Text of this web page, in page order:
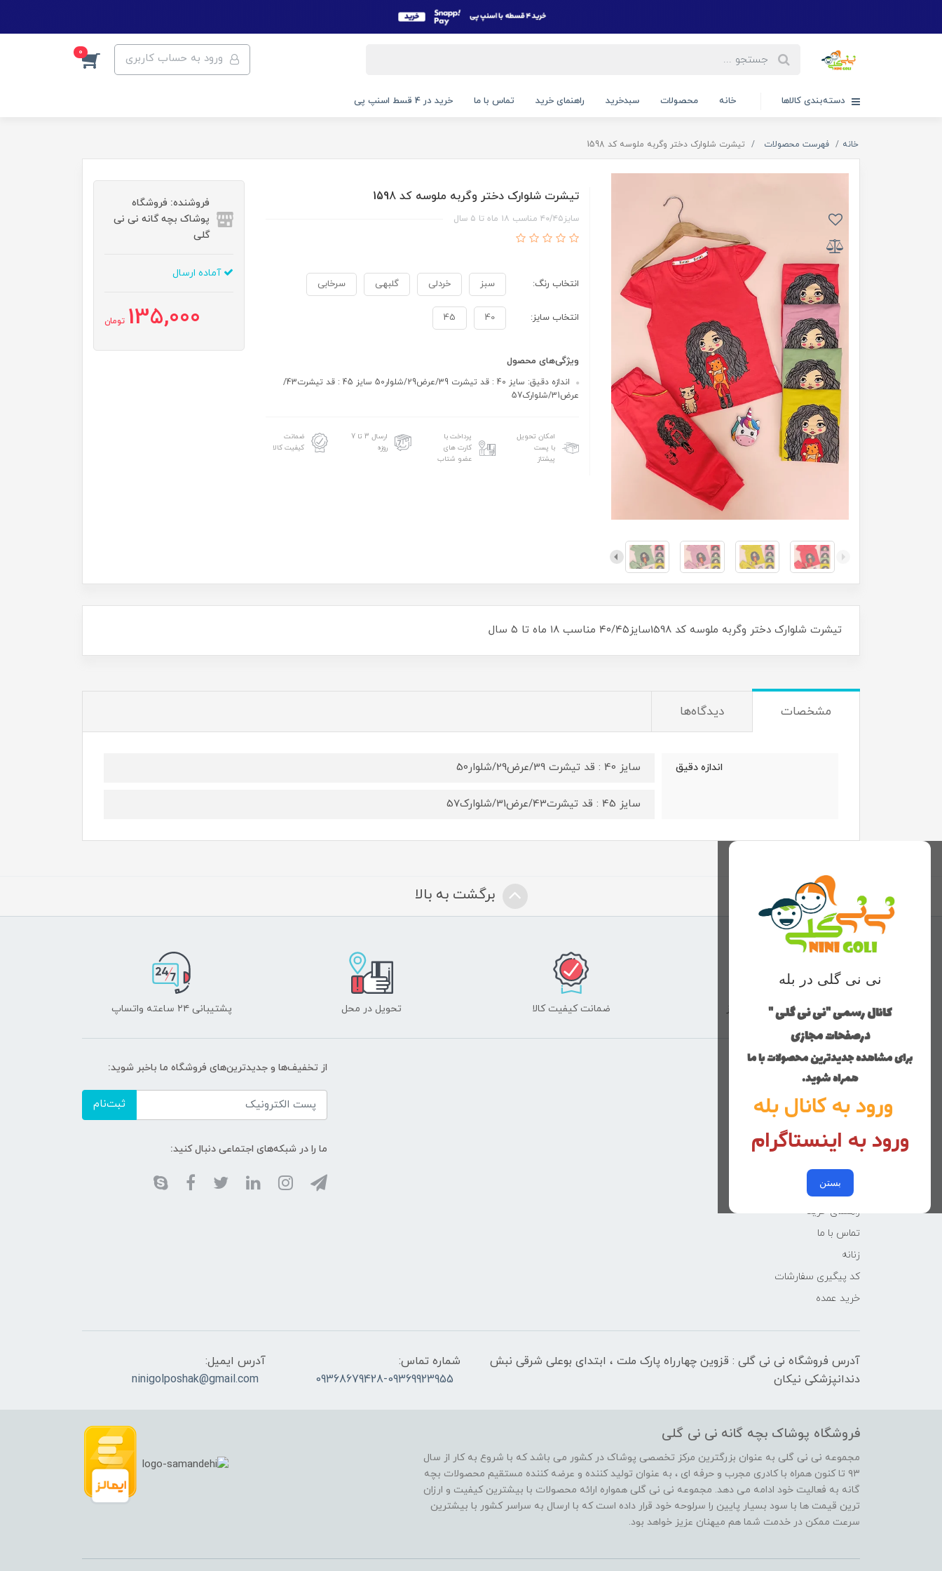
ورود به حساب کاربری 0
دسته‌بندی کالاها خانه محصولات سبدخرید راهنمای خرید تماس با ما خرید در 4 قسط اسنپ پی
خانه فهرست محصولات تیشرت شلوارک دختر وگربه ملوسه کد 1598
تیشرت شلوارک دختر وگربه ملوسه کد 1598
سایز۴۰/۴۵ مناسب ۱۸ ماه تا ۵ سال
انتخاب رنگ: سبز خردلی گلبهی سرخابی
انتخاب سایز: 40
45
ویژگی‌های محصول
اندازه دقیق: سایز 40 : قد تیشرت 39/عرض29/شلوار50 سایز 45 : قد تیشرت43/
عرض31/شلوارک57
امکان تحویل
با پست
پیشتاز
پرداخت با
کارت های
عضو شتاب
ارسال 3 تا 7
روزه
ضمانت
کیفیت کالا
فروشنده: فروشگاه
پوشاک بچه گانه نی نی
گلی
آماده ارسال
135,000 تومان
تیشرت شلوارک دختر وگربه ملوسه کد 1598سایز۴۰/۴۵ مناسب ۱۸ ماه تا ۵ سال
مشخصات دیدگاه‌ها
اندازه دقیق سایز 40 : قد تیشرت 39/عرض29/شلوار50
سایز 45 : قد تیشرت43/عرض31/شلوارک57
نی نی گلی در بله
کانال رسمی "نی نی گلی "
درصفحات مجازی
برای مشاهده جدیدترین محصولات با ما
همراه شوید.
ورود به کانال بله
ورود به اینستاگرام
بستن
برگشت به بالا
ارسال با پست پیشتاز ضمانت کیفیت کالا تحویل در محل پشتیبانی ۲۴ ساعته واتساپ
منوی وب‌سایت
محصولات
دخترانه
پسرانه
کوچولوهای نی نی گلی
راهنمای خرید
تماس با ما
زنانه
کد پیگیری سفارشات
خرید عمده
از تخفیف‌ها و جدیدترین‌های فروشگاه ما باخبر شوید:
ثبت‌نام
ما را در شبکه‌های اجتماعی دنبال کنید:
آدرس فروشگاه نی نی گلی : قزوین چهارراه پارک ملت ، ابتدای بوعلی شرقی نبش
دندانپزشکی نیکان
شماره تماس:
09368679428-09369923955
آدرس ایمیل:
ninigolposhak@gmail.com
فروشگاه پوشاک بچه گانه نی نی گلی
مجموعه نی نی گلی به عنوان بزرگترین مرکز تخصصی پوشاک در کشور می باشد که با شروع به کار از سال
۹۳ تا کنون همراه با کادری مجرب و حرفه ای ، به عنوان تولید کننده و عرضه کننده مستقیم محصولات بچه
گانه به فعالیت خود ادامه می دهد. مجموعه نی نی گلی همواره ارائه محصولات با بیشترین کیفیت و ارزان
ترین قیمت ها با سود بسیار پایین را سرلوحه خود قرار داده است که با ارسال به سراسر کشور با بیشترین
سرعت ممکن در خدمت شما هم میهنان عزیز خواهد بود.